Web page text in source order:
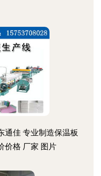
通佳 专业制造保温板
价格 厂家 图片